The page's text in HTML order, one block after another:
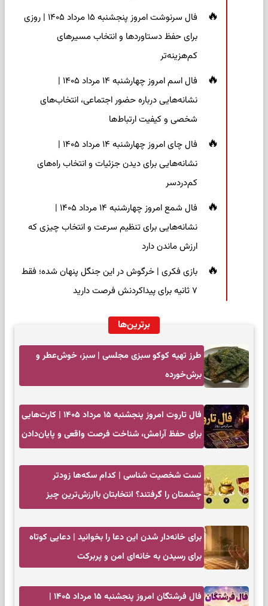
فال سرنوشت امروز پنجشنبه ۱۵ مرداد ۱۴۰۵ | روزی
برای حفظ دستاوردها و انتخاب مسیرهای
کم‌هزینه‌تر
فال اسم امروز چهارشنبه ۱۴ مرداد ۱۴۰۵ |
نشانه‌هایی درباره حضور اجتماعی، انتخاب‌های
شخصی و کیفیت ارتباط‌ها
فال چای امروز چهارشنبه ۱۴ مرداد ۱۴۰۵ |
نشانه‌هایی برای دیدن جزئیات و انتخاب راه‌های
کم‌دردسر
فال شمع امروز چهارشنبه ۱۴ مرداد ۱۴۰۵ |
نشانه‌هایی برای تنظیم سرعت و انتخاب چیزی که
ارزش ماندن دارد
بازی فکری | خرگوش در این جنگل پنهان شده؛ فقط
۷ ثانیه برای پیداکردنش فرصت دارید
برترین‌ها
طرز تهیه کوکو سبزی مجلسی | سبز، خوش‌عطر و
برش‌خورده
فال تاروت امروز پنجشنبه ۱۵ مرداد ۱۴۰۵ | کارت‌هایی
برای حفظ آرامش، شناخت فرصت واقعی و پایان‌دادن
تست شخصیت شناسی | کدام سکه‌ها زودتر
چشمتان را گرفتند؟ انتخابتان باارزش‌ترین چیز
برای خانه‌دار شدن این دعا را بخوانید | دعایی کوتاه
برای رسیدن به خانه‌ای امن و پربرکت
فال فرشتگان امروز پنجشنبه ۱۵ مرداد ۱۴۰۵ |